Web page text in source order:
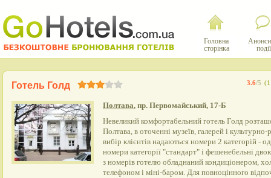
Головна
сторінка
події
3.6/5 (1
Готель Голд
Полтава, пр. Первомайський, 17-Б
Невеликий комфортабельний готель Голд
Полтава, в оточенні музеїв, галерей і
вибір клієнтів надаються номери 2 категорій -
номери категорії "стандарт" і фешенебельні
з номерів готелю обладнаний кондиціонером,
телефоном і міні-баром. Для повноцінного